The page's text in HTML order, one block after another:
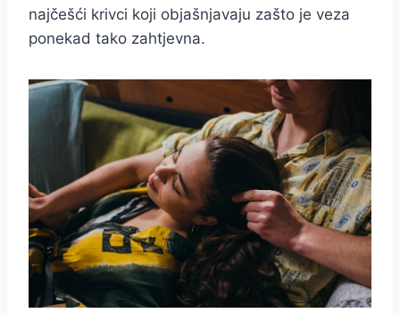
najčešći krivci koji objašnjavaju zašto je veza
ponekad tako zahtjevna.